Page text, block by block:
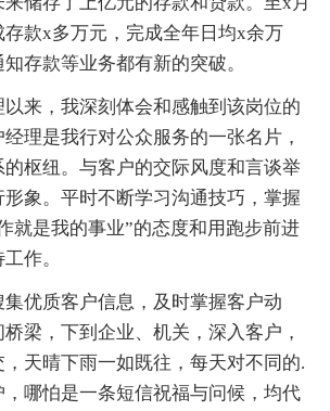
款x多万元，完成全年日均x余万
存款等业务都有新的突破。
，我深刻体会和感触到该岗位的
理是我行对公众服务的一张名片，
枢纽。与客户的交际风度和言谈举
象。平时不断学习沟通技巧，掌握
就是我的事业”的态度和用跑步前进
作。
质客户信息，及时掌握客户动
梁，下到企业、机关，深入客户，
天晴下雨一如既往，每天对不同的.
哪怕是一条短信祝福与问候，均代